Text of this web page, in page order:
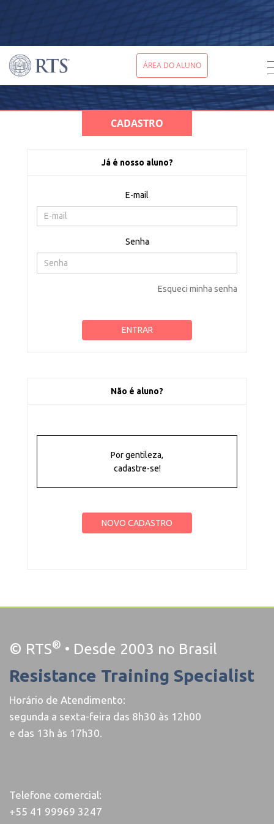
ÁREA DO ALUNO
CADASTRO
Já é nosso aluno?
E-mail
Senha
Esqueci minha senha
Não é aluno?
Por gentileza,
cadastre-se!
© RTS® • Desde 2003 no Brasil
Resistance Training Specialist
Horário de Atendimento:
segunda a sexta-feira das 8h30 às 12h00
e das 13h às 17h30.
Telefone comercial:
+55 41 99969 3247